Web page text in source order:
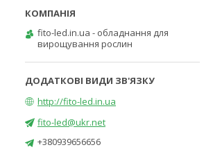
fito-led.in.ua - обладнання для
вирощування рослин
http://fito-led.in.ua
fito-led@ukr.net
+380939656656